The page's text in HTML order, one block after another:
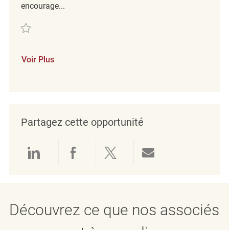
encourage...
Sauvegarder Retail Merchandising Associate REQ109837
Voir Plus
Partagez cette opportunité
Partager via LinkedIn
Partager via Facebook
Partager via twitter
Découvrez ce que nos associés